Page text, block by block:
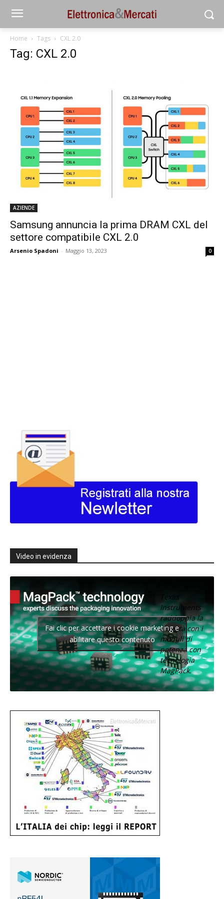
Home Tags CXL 2.0
Tag: CXL 2.0
AZIENDE
Samsung annuncia la prima DRAM CXL del
settore compatibile CXL 2.0
Arsenio Spadoni - Maggio 13, 2023 0
Video in evidenza
Texas
Instruments
raddoppia la
densità con i
moduli di
potenza con
tecnologia
MagPack.
Fai clic per accettare i cookie marketing e
abilitare questo contenuto